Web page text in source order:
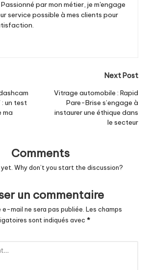
par mon métier, je m'engage
service possible à mes clients pour
un test
ma
Next Post
Vitrage automobile : Rapid
Pare-Brise s’engage à
instaurer une éthique dans
le secteur
Comments
Why don’t you start the discussion?
un commentaire
mail ne sera pas publiée. Les champs
sont indiqués avec *